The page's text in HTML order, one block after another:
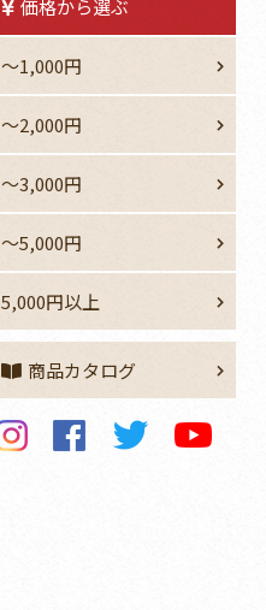
価格から選ぶ
～1,000円
〜2,000円
〜3,000円
～5,000円
5,000円以上
商品カタログ